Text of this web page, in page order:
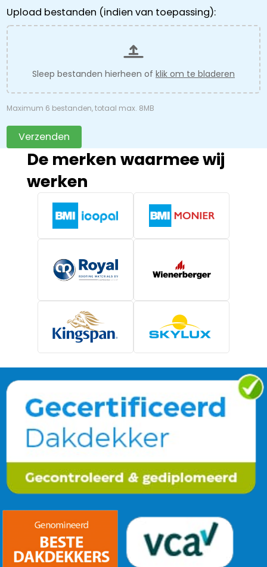
Upload bestanden (indien van toepassing):
Sleep bestanden hierheen of klik om te bladeren
Maximum 6 bestanden, totaal max. 8MB
Verzenden
De merken waarmee wij
werken